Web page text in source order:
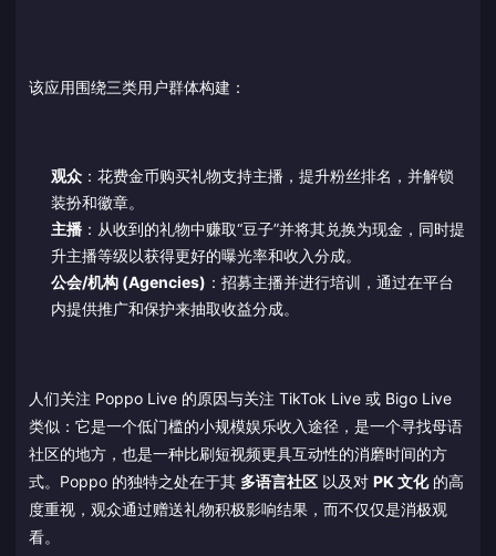
该应用围绕三类用户群体构建：
观众：花费金币购买礼物支持主播，提升粉丝排名，并解锁
装扮和徽章。
主播：从收到的礼物中赚取“豆子”并将其兑换为现金，同时提
升主播等级以获得更好的曝光率和收入分成。
公会/机构 (Agencies) ：招募主播并进行培训，通过在平台
内提供推广和保护来抽取收益分成。
人们关注 Poppo Live 的原因与关注 TikTok Live 或 Bigo Live
类似：它是一个低门槛的小规模娱乐收入途径，是一个寻找母语
社区的地方，也是一种比刷短视频更具互动性的消磨时间的方
式。Poppo 的独特之处在于其 多语言社区 以及对 PK 文化的高
度重视，观众通过赠送礼物积极影响结果，而不仅仅是消极观
看。